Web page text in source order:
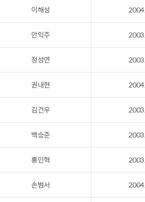
이해성
안익주
정성연
권내현
김건우
백승준
홍인혁
손범서